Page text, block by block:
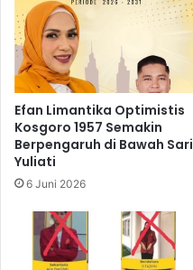
Efan Limantika Optimistis
Kosgoro 1957 Semakin
Berpengaruh di Bawah Sari
Yuliati
6 Juni 2026